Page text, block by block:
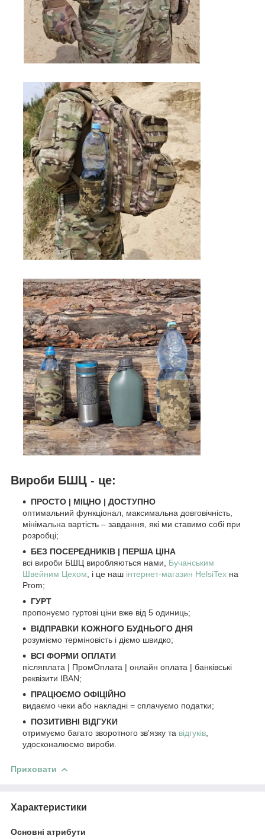
Вироби БШЦ - це:
ПРОСТО | МІЦНО | ДОСТУПНО
оптимальний функціонал, максимальна довговічність,
мінімальна вартість – завдання, які ми ставимо собі при
розробці;
БЕЗ ПОСЕРЕДНИКІВ | ПЕРША ЦІНА
всі вироби БШЦ виробляються нами, Бучанським
Швейним Цехом , і це наш інтернет-магазин HelsiTex на
Prom;
ГУРТ
пропонуємо гуртові ціни вже від 5 одиниць;
ВІДПРАВКИ КОЖНОГО БУДНЬОГО ДНЯ
розуміємо терміновість і діємо швидко;
ВСІ ФОРМИ ОПЛАТИ
післяплата | ПромОплата | онлайн оплата | банківські
реквізити IBAN;
ПРАЦЮЄМО ОФІЦІЙНО
видаємо чеки або накладні = сплачуємо податки;
ПОЗИТИВНІ ВІДГУКИ
отримуємо багато зворотного зв'язку та відгуків
удосконалюємо вироби.
Приховати
Характеристики
Основні атрибути